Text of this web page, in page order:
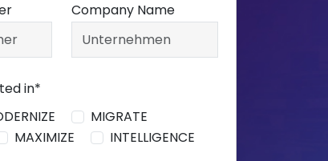
Company Name
in*
MIGRATE
MAXIMIZE
INTELLIGENCE